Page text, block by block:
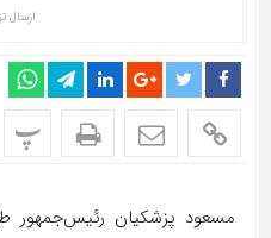
ارسال
پ
مسعود پزشکیان